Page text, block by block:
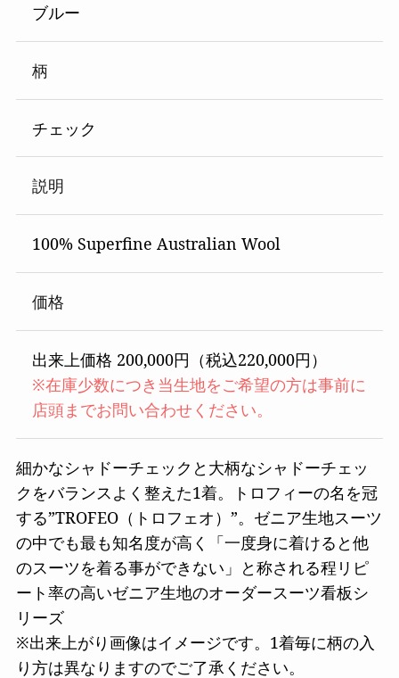
ブルー
柄
チェック
説明
100% Superfine Australian Wool
価格
出来上価格 200,000円（税込220,000円）
※在庫少数につき当生地をご希望の方は事前に
店頭までお問い合わせください。
細かなシャドーチェックと大柄なシャドーチェッ
クをバランスよく整えた1着。トロフィーの名を冠
する”TROFEO（トロフェオ）”。ゼニア生地スーツ
の中でも最も知名度が高く「一度身に着けると他
のスーツを着る事ができない」と称される程リピ
ート率の高いゼニア生地のオーダースーツ看板シ
リーズ
※出来上がり画像はイメージです。1着毎に柄の入
り方は異なりますのでご了承ください。